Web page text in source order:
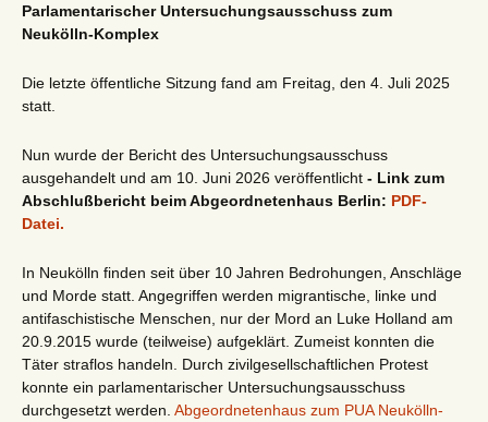
Parlamentarischer Untersuchungsausschuss zum
Neukölln-Komplex
Die letzte öffentliche Sitzung fand am Freitag, den 4. Juli 2025
statt.
Nun wurde der Bericht des Untersuchungsausschuss
ausgehandelt und am 10. Juni 2026 veröffentlicht - Link zum
Abschlußbericht beim Abgeordnetenhaus Berlin: PDF-
Datei.
In Neukölln finden seit über 10 Jahren Bedrohungen, Anschläge
und Morde statt. Angegriffen werden migrantische, linke und
antifaschistische Menschen, nur der Mord an Luke Holland am
20.9.2015 wurde (teilweise) aufgeklärt. Zumeist konnten die
Täter straflos handeln. Durch zivilgesellschaftlichen Protest
konnte ein parlamentarischer Untersuchungsausschuss
durchgesetzt werden. Abgeordnetenhaus zum PUA Neukölln-